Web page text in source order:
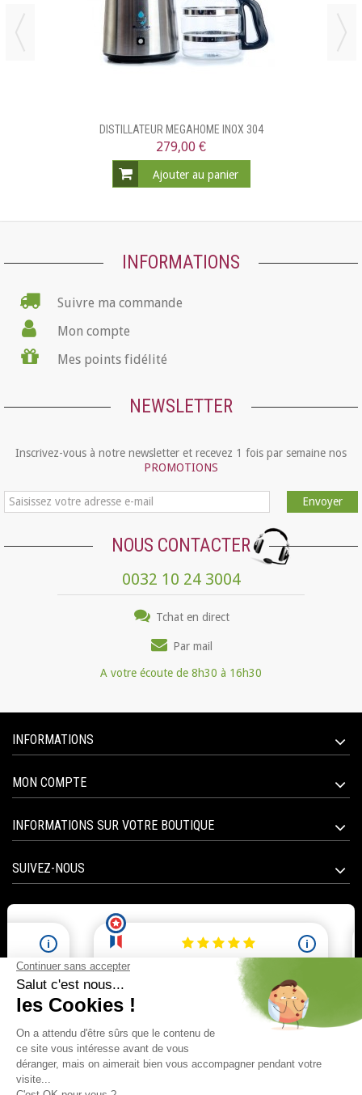
DISTILLATEUR MEGAHOME INOX 304
279,00 €
Ajouter au panier
INFORMATIONS
Suivre ma commande
Mon compte
Mes points fidélité
NEWSLETTER
Inscrivez-vous à notre newsletter et recevez 1 fois par semaine nos
PROMOTIONS
Envoyer
NOUS CONTACTER
0032 10 24 3004
Tchat en direct
Par mail
A votre écoute de 8h30 à 16h30
INFORMATIONS
MON COMPTE
INFORMATIONS SUR VOTRE BOUTIQUE
SUIVEZ-NOUS